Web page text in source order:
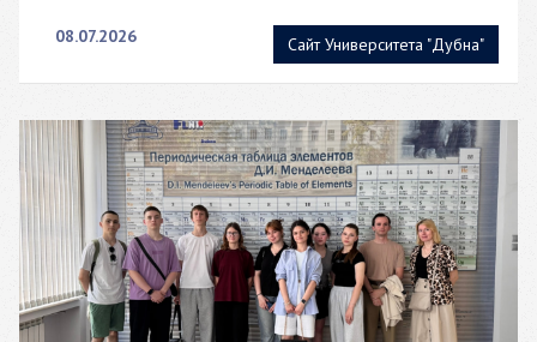
Сайт Университета "Дубна"
08.07.2026